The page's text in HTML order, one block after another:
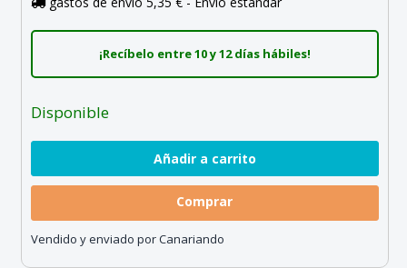
¡Recíbelo entre 10 y 12 días hábiles!
Disponible
Comprar
Vendido y enviado por Canariando